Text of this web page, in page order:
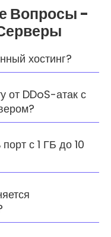
Вопросы -
хостинг?
от DDoS-атак с
с 1 ГБ до 10